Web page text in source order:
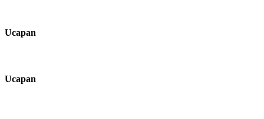
Ucapan
Ucapan